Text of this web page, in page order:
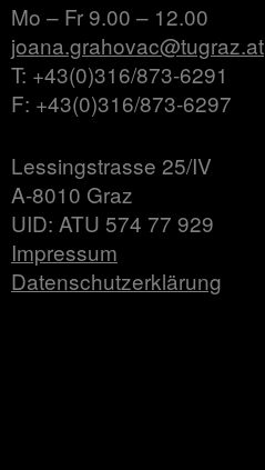
Mo – Fr 9.00 – 12.00
joana.grahovac@tugraz.at
T: +43(0)316/873-6291
F: +43(0)316/873-6297
Lessingstrasse 25/IV
A-8010 Graz
UID: ATU 574 77 929
Impressum
Datenschutzerklärung